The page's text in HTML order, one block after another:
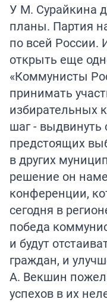
У М. Сурайкина
планы. Партия
по всей России.
открыть еще
«Коммунисты
принимать
избирательных
шаг - выдвинуть
предстоящих
в других
решение он
конференции,
сегодня в
победа
и будут
граждан, и
А. Векшин
успехов в их